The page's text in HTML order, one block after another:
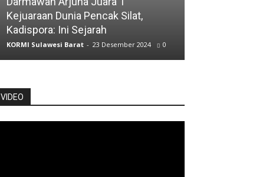
Kejuaraan Dunia Pencak Silat,
Kadispora: Ini Sejarah
KORMI Sulawesi Barat - 23 Desember 2024 0
VIDEO